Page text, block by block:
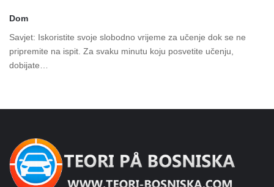
Dom
Savjet: Iskoristite svoje slobodno vrijeme za učenje dok se ne
pripremite na ispit. Za svaku minutu koju posvetite učenju,
dobijate…